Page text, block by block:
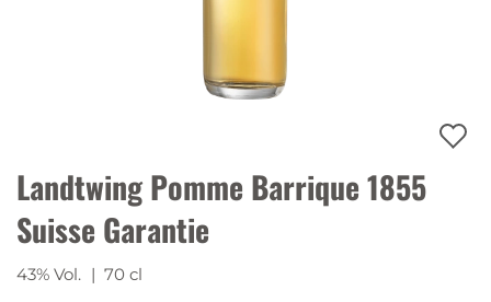
Landtwing Pomme Barrique 1855
Suisse Garantie
43% Vol. | 70 cl